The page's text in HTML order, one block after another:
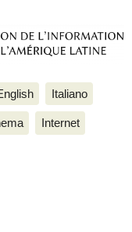
Italiano
Internet